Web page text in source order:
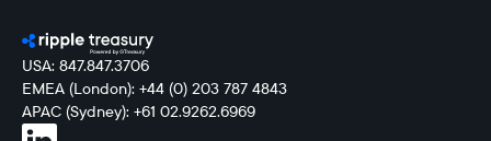
USA: 847.847.3706
EMEA (London): +44 (0) 203 787 4843
APAC (Sydney): +61 02.9262.6969